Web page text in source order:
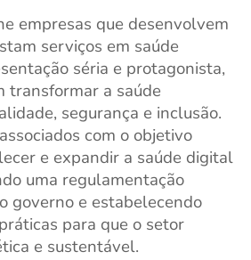
empresas que desenvolvem
serviços em saúde
séria e protagonista,
transformar a saúde
segurança e inclusão.
com o objetivo
e expandir a saúde digital
uma regulamentação
governo e estabelecendo
para que o setor
e sustentável.